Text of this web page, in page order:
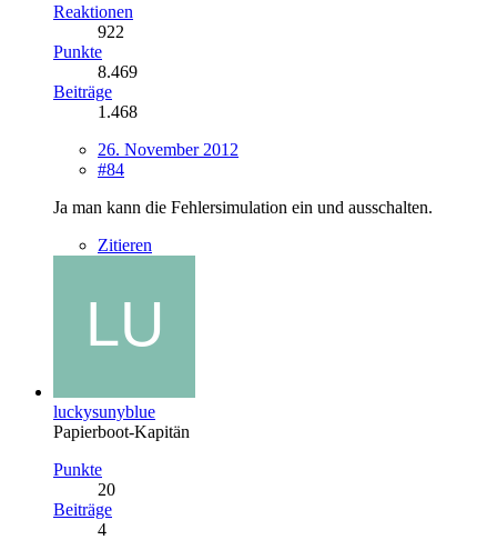
Reaktionen
922
Punkte
8.469
Beiträge
1.468
26. November 2012
#84
Ja man kann die Fehlersimulation ein und ausschalten.
Zitieren
luckysunyblue
Papierboot-Kapitän
Punkte
20
Beiträge
4